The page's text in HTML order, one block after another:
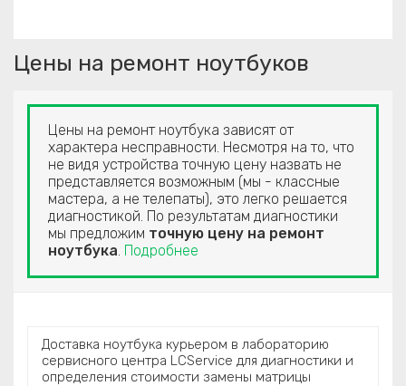
Цены на ремонт ноутбуков
Цены на ремонт ноутбука зависят от
характера несправности. Несмотря на то, что
не видя устройства точную цену назвать не
представляется возможным (мы - классные
мастера, а не телепаты), это легко решается
диагностикой. По результатам диагностики
мы предложим точную цену на ремонт
ноутбука. Подробнее
Доставка ноутбука курьером в лабораторию
сервисного центра LCService для диагностики и
определения стоимости замены матрицы